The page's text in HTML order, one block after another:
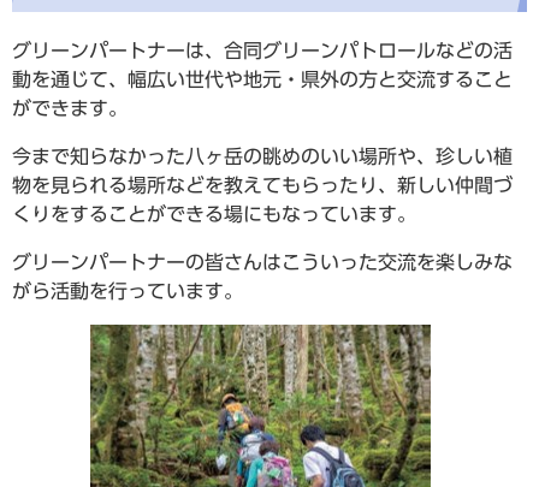
グリーンパートナーは、合同グリーンパトロールなどの活
動を通じて、幅広い世代や地元・県外の方と交流すること
ができます。
今まで知らなかった八ヶ岳の眺めのいい場所や、珍しい植
物を見られる場所などを教えてもらったり、新しい仲間づ
くりをすることができる場にもなっています。
グリーンパートナーの皆さんはこういった交流を楽しみな
がら活動を行っています。